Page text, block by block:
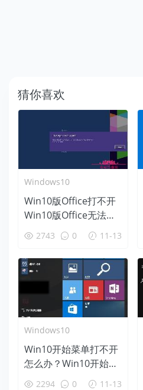
猜你喜欢
Windows10
Win10版Office打不开
Win10版Office无法打
开的解决办法
2743 0 11-13
Windows10
Win10开始菜单打不开
怎么办？Win10开始菜
单打不开解决办法
2294 0 11-13